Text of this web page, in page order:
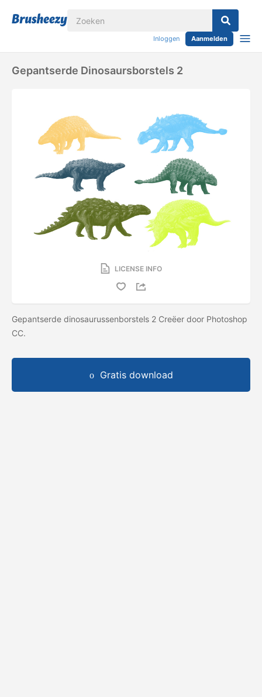
Inloggen Aanmelden
Gepantserde Dinosaursborstels 2
LICENSE INFO
Gepantserde dinosaurussenborstels 2 Creëer door Photoshop
CC.
Gratis download